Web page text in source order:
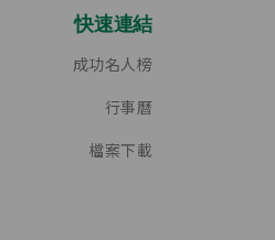
快速連結
成功名人榜
行事曆
檔案下載